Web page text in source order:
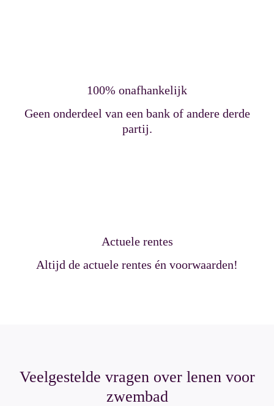
100% onafhankelijk
Geen onderdeel van een bank of andere derde
partij.
Actuele rentes
Altijd de actuele rentes én voorwaarden!
Veelgestelde vragen over lenen voor
zwembad